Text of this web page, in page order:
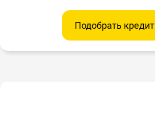
Подобрать кредит